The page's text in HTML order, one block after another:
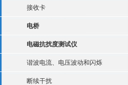
接收卡
电桥
电磁抗扰度测试仪
谐波电流、电压波动和闪烁
断续干扰